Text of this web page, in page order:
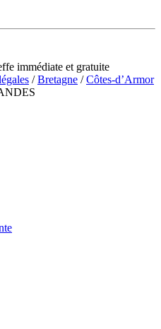
immédiate et gratuite
/Bretagne /Côtes-d’Armor